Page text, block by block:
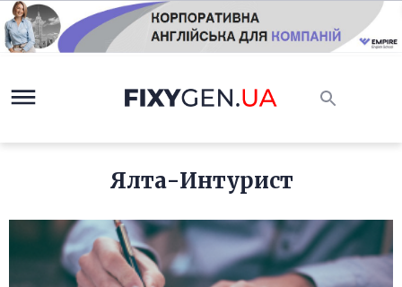
Ялта-Интурист